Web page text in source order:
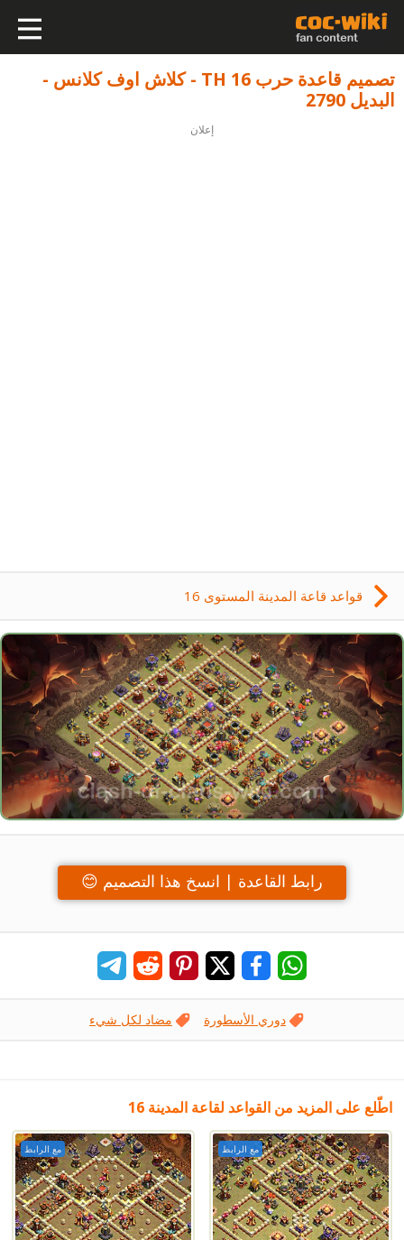
تصميم قاعدة حرب TH 16 - كلاش اوف كلانس -
البديل 2790
إعلان
قواعد قاعة المدينة المستوى 16
رابط القاعدة | انسخ هذا التصميم 😊
دوري الأسطورة مضاد لكل شيء
اطّلع على المزيد من القواعد لقاعة المدينة 16
مع الرابط مع الرابط